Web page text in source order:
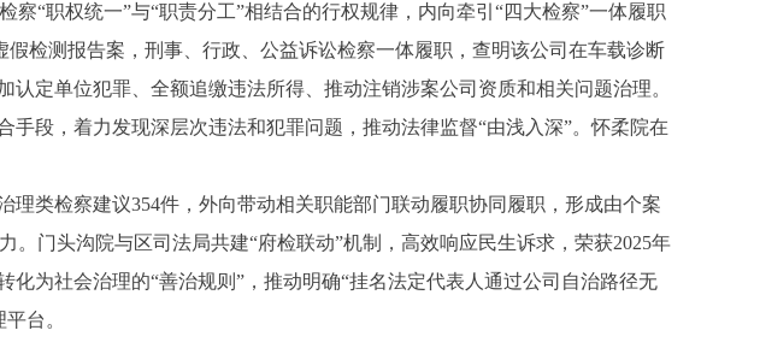
职权统一”与“职责分工”相结合的行权规律，内向牵引“四大检察”一体履职
检测报告案，刑事、行政、公益诉讼检察一体履职，查明该公司在车载诊断
定单位犯罪、全额追缴违法所得、推动注销涉案公司资质和相关问题治理。
段，着力发现深层次违法和犯罪问题，推动法律监督“由浅入深”。怀柔院在
检察建议354件，外向带动相关职能部门联动履职协同履职，形成由个案
门头沟院与区司法局共建“府检联动”机制，高效响应民生诉求，荣获2025年
为社会治理的“善治规则”，推动明确“挂名法定代表人通过公司自治路径无
台。